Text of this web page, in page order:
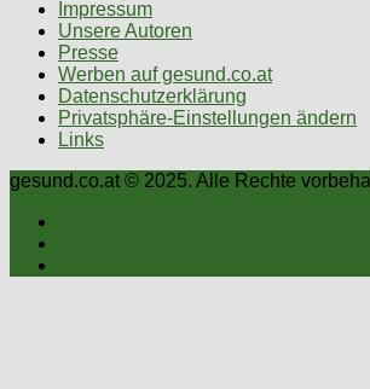
Impressum
Unsere Autoren
Presse
Werben auf gesund.co.at
Datenschutzerklärung
Privatsphäre-Einstellungen ändern
Links
gesund.co.at © 2025. Alle Rechte